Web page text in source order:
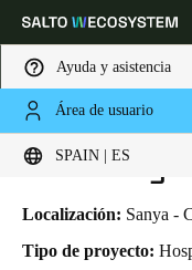
Ayuda y asistencia
Área de usuario
SPAIN | ES
Elija su ubicación y
Global
HOME INDUSTRIAS
THE MANGROVE
The
Localización: Sanya -
Tipo de proyecto: